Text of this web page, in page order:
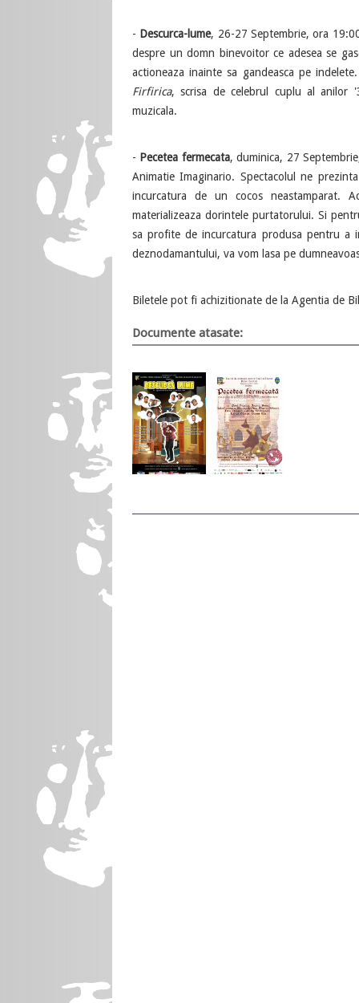
- Descurca-lume, 26-27 Septembrie, ora
despre un domn binevoitor ce adesea se
actioneaza inainte sa gandeasca pe
Firfirica, scrisa de celebrul cuplu al anilor
muzicala.
- Pecetea fermecata, duminica, 27
Animatie Imaginario. Spectacolul ne
incurcatura de un cocos neastamparat.
materializeaza dorintele purtatorului. Si
sa profite de incurcatura produsa pentru
deznodamantului, va vom lasa pe
Biletele pot fi achizitionate de la Agentia de
Documente atasate: